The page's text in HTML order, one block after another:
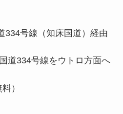
334号線（知床国道）経由
道334号線をウトロ方面へ
）